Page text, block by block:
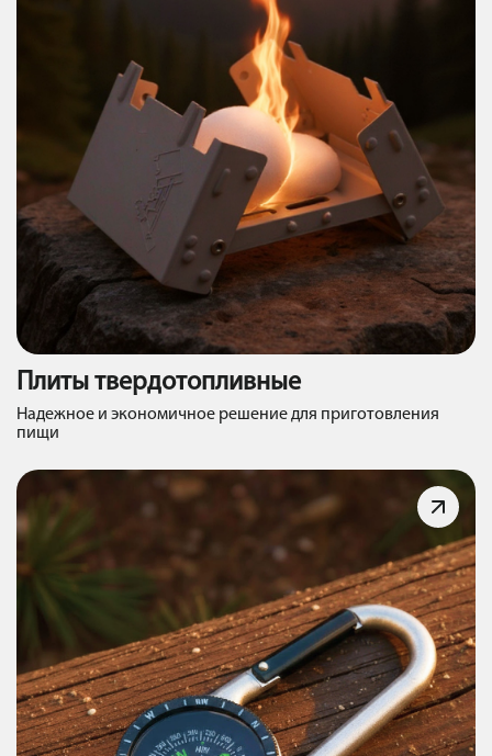
Плиты твердотопливные
Надежное и экономичное решение для приготовления
пищи